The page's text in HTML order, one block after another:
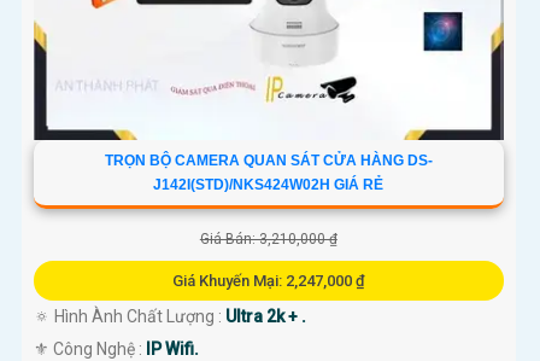
TRỌN BỘ CAMERA QUAN SÁT CỬA HÀNG DS-
J142I(STD)/NKS424W02H GIÁ RẺ
Giá Bán: 3,210,000 ₫
Giá Khuyến Mại: 2,247,000 ₫
🔅 Hình Ành Chất Lượng : Ultra 2k + .
⚜️ Công Nghệ :
IP Wifi.